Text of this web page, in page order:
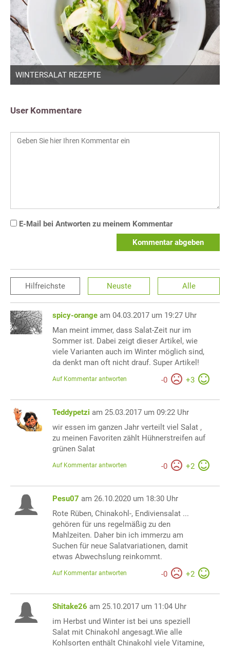
WINTERSALAT REZEPTE
User Kommentare
E-Mail bei Antworten zu meinem Kommentar
Kommentar abgeben
Hilfreichste Neuste Alle
spicy-orange am 04.03.2017 um 19:27 Uhr
Man meint immer, dass Salat-Zeit nur im
Sommer ist. Dabei zeigt dieser Artikel, wie
viele Varianten auch im Winter möglich sind,
da denkt man oft nicht drauf. Super Artikel!
-0 +3
Auf Kommentar antworten
Teddypetzi am 25.03.2017 um 09:22 Uhr
wir essen im ganzen Jahr verteilt viel Salat ,
zu meinen Favoriten zählt Hühnerstreifen auf
grünen Salat
-0 +2
Auf Kommentar antworten
Pesu07 am 26.10.2020 um 18:30 Uhr
Rote Rüben, Chinakohl-, Endiviensalat ...
gehören für uns regelmäßig zu den
Mahlzeiten. Daher bin ich immerzu am
Suchen für neue Salatvariationen, damit
etwas Abwechslung reinkommt.
-0 +2
Auf Kommentar antworten
Shitake26 am 25.10.2017 um 11:04 Uhr
im Herbst und Winter ist bei uns speziell
Salat mit Chinakohl angesagt.Wie alle
Kohlsorten enthält Chinakohl viele Vitamine,